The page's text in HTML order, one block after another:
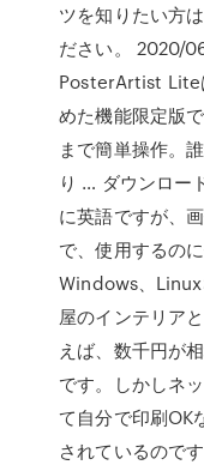
ツを知りたい方
ださい。 2020/
PosterArtist Lite
めた機能限定版
まで簡単操作。
り … ダウンロー
に英語ですが、
で、使用するの
Windows、
屋のインテリア
えば、数千円が
です。しかしネ
て自分で印刷OK
されているので